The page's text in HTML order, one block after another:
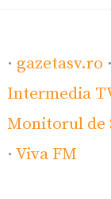
· gazetasv.ro ·
Intermedia
Monitorul de
·Viva FM